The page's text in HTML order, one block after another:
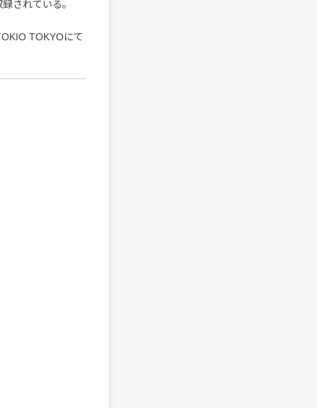
されている。
TOKYOにて